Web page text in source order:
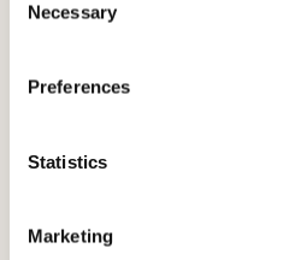
Selection
Necessary
Preferences
Statistics
Marketing